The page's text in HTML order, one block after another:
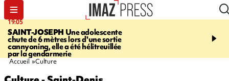
19:05
SAINT-JOSEPH Une adolescente
chute de 6 mètres lors d'une sortie
cannyoning, elle a été hélitreuillée
par la gendarmerie
20:44
rouée de coups,
Accueil Culture